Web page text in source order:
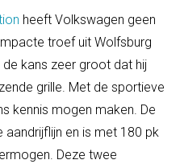
heeft Volkswagen geen
troef uit Wolfsburg
kans zeer groot dat hij
grille. Met de sportieve
kennis mogen maken. De
en is met 180 pk
Deze twee